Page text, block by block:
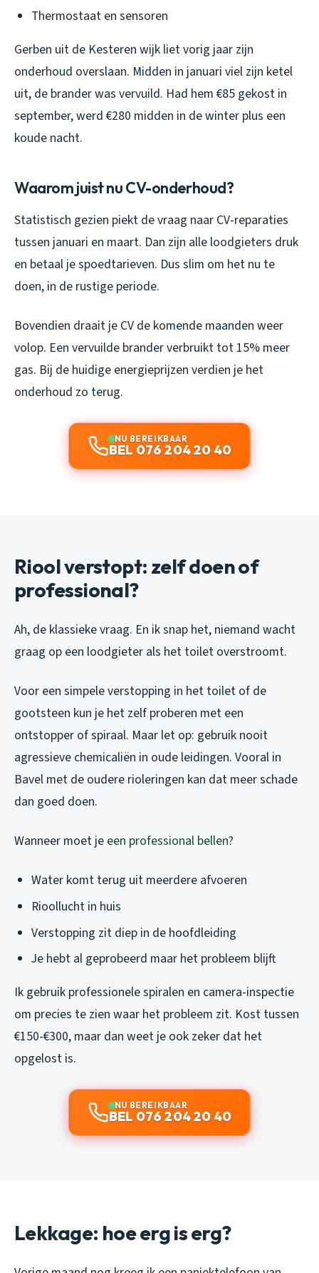
Thermostaat en sensoren
Gerben uit de Kesteren wijk liet vorig jaar zijn
onderhoud overslaan. Midden in januari viel zijn ketel
uit, de brander was vervuild. Had hem €85 gekost in
september, werd €280 midden in de winter plus een
koude nacht.
Waarom juist nu CV-onderhoud?
Statistisch gezien piekt de vraag naar CV-reparaties
tussen januari en maart. Dan zijn alle loodgieters druk
en betaal je spoedtarieven. Dus slim om het nu te
doen, in de rustige periode.
Bovendien draait je CV de komende maanden weer
volop. Een vervuilde brander verbruikt tot 15% meer
gas. Bij de huidige energieprijzen verdien je het
onderhoud zo terug.
NU BEREIKBAAR
BEL 076 204 20 40
Riool verstopt: zelf doen of
professional?
Ah, de klassieke vraag. En ik snap het, niemand wacht
graag op een loodgieter als het toilet overstroomt.
Voor een simpele verstopping in het toilet of de
gootsteen kun je het zelf proberen met een
ontstopper of spiraal. Maar let op: gebruik nooit
agressieve chemicaliën in oude leidingen. Vooral in
Bavel met de oudere rioleringen kan dat meer schade
dan goed doen.
Wanneer moet je een professional bellen?
Water komt terug uit meerdere afvoeren
Rioollucht in huis
Verstopping zit diep in de hoofdleiding
Je hebt al geprobeerd maar het probleem blijft
Ik gebruik professionele spiralen en camera-inspectie
om precies te zien waar het probleem zit. Kost tussen
€150-€300, maar dan weet je ook zeker dat het
opgelost is.
NU BEREIKBAAR
BEL 076 204 20 40
Lekkage: hoe erg is erg?